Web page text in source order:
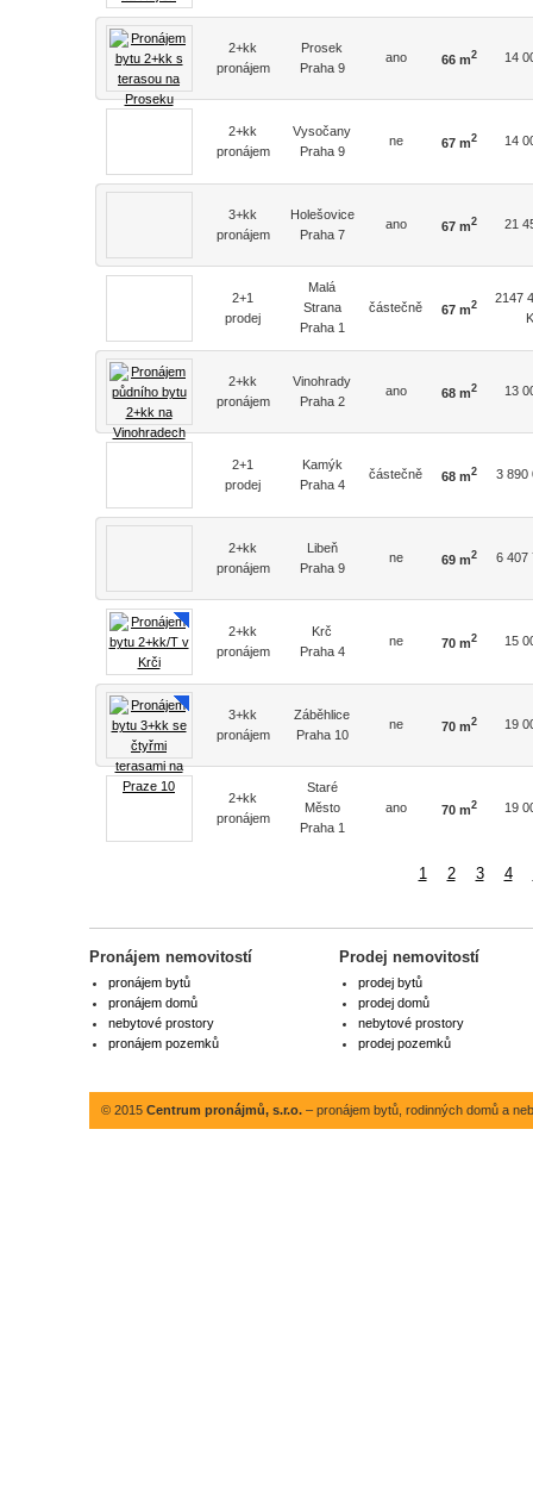
2+kk
pronájem
Prosek
Praha 9
ano 66 m2 14
2+kk
pronájem
Vysočany
Praha 9
ne 67 m2 14
3+kk
pronájem
Holešovice
Praha 7
ano 67 m2 21
2+1
prodej
Malá
Strana
Praha 1
částečně 67 m2
2147
2+kk
pronájem
Vinohrady
Praha 2
ano 68 m2 13
2+1
prodej
Kamýk
Praha 4
částečně 68 m2 3 890
2+kk
pronájem
Libeň
Praha 9
ne 69 m2 6 407
2+kk
pronájem
Krč
Praha 4
ne 70 m2 15
3+kk
pronájem
Záběhlice
Praha 10
ne 70 m2 19
2+kk
pronájem
Staré
Město
Praha 1
ano 70 m2 19
1 2 3 4
Pronájem nemovitostí
pronájem bytů
pronájem domů
nebytové prostory
pronájem pozemků
Prodej nemovitostí
prodej bytů
prodej domů
nebytové prostory
prodej pozemků
© 2015 Centrum pronájmů, s.r.o.– pronájem bytů, rodinných domů a